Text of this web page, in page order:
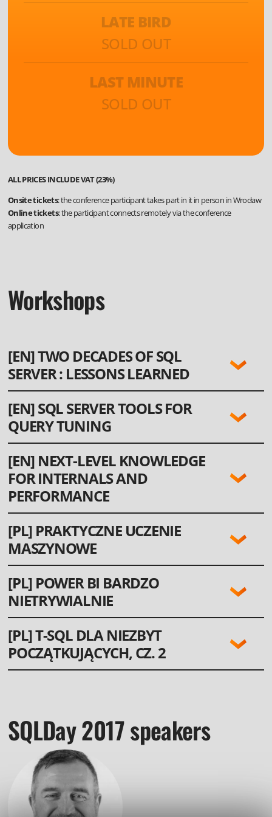
LATE BIRD
SOLD OUT
LAST MINUTE
SOLD OUT
ALL PRICES INCLUDE VAT (23%)
Onsite tickets: the conference participant takes part in it in person in Wrocław
Online tickets: the participant connects remotely via the conference
application
Workshops
[EN] TWO DECADES OF SQL
SERVER : LESSONS LEARNED
LANGUAGE:
ENG
[EN] SQL SERVER TOOLS FOR
QUERY TUNING
LANGUAGE:
ENG
[EN] NEXT-LEVEL KNOWLEDGE
FOR INTERNALS AND
PERFORMANCE
LANGUAGE:
ENG
POZIOM:
[PL] PRAKTYCZNE UCZENIE
MASZYNOWE
LANGUAGE:
PL
W pierwszej części warsztatu skonfigurujemy i nauczymy się pracować z
usługami ML serwera SQL Server.
[PL] POWER BI BARDZO
NIETRYWIALNIE
LANGUAGE:
PL
[PL] T-SQL DLA NIEZBYT
POCZĄTKUJĄCYCH, CZ. 2
SQLDay 2017 speakers